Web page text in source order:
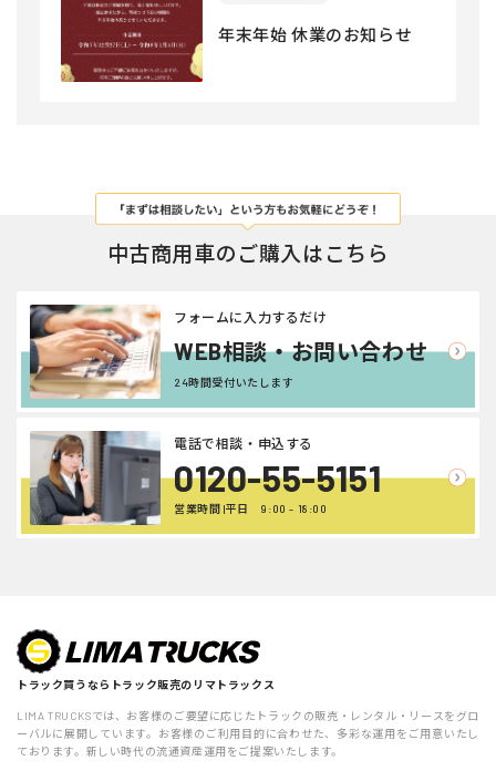
年末年始 休業のお知らせ
中古商用車のご購入はこちら
WEB相談・お問い合わせ
フォームに入力するだけ
24時間受付いたします
0120-55-5151
電話で相談・申込する
営業時間 |平日 9:00 - 18:00
トラック買うならトラック販売のリマトラックス
LIMA TRUCKSでは、お客様のご要望に応じたトラックの販売・レンタル・リースをグロ
ーバルに展開しています。お客様のご利用目的に合わせた、多彩な運用をご用意いたし
ております。新しい時代の流通資産運用をご提案いたします。